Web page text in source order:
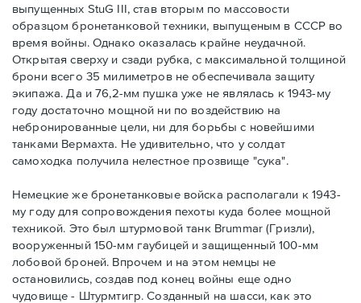
выпущенных StuG III, став вторым по массовости
образцом бронетанковой техники, выпущеным в СССР во
время войны. Однако оказалась крайне неудачной.
Открытая сверху и сзади рубка, с максимальной толщиной
брони всего 35 милиметров не обеспечивала защиту
экипажа. Да и 76,2-мм пушка уже не являлась к 1943-му
году достаточно мощной ни по воздействию на
небронированные цели, ни для борьбы с новейшими
танками Вермахта. Не удивительно, что у солдат
самоходка получила нелестное прозвище "сука".
Немецкие же бронетанковые войска располагали к 1943-
му году для сопровождения пехоты куда более мощной
техникой. Это был штурмовой танк Brummar (Гризли),
вооруженный 150-мм гаубицей и защищенный 100-мм
лобовой броней. Впрочем и на этом немцы не
остановились, создав под конец войны еще одно
чудовище - Штурмтигр. Созданный на шасси, как это